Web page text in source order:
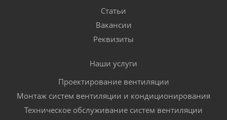
Статьи
Вакансии
Реквизиты
Наши услуги
Проектирование вентиляции
Монтаж систем вентиляции и кондиционирования
Техническое обслуживание систем вентиляции